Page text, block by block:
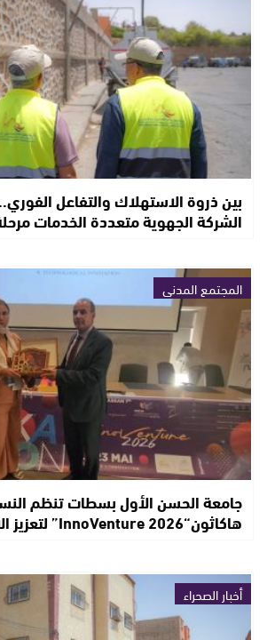
بين ذروة الاستهلاك والتفاعل
الشركة الجهوية متعددة الخدمات
المجتمع المدني
جامعة الحسن الأول بسطات تنظم
هاكاثون“InnoVenture 2026” لتعزيز الابتكار…
أخبار الصحراء